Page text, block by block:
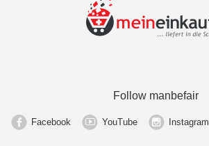
Follow manbefair
Facebook YouTube Instagram